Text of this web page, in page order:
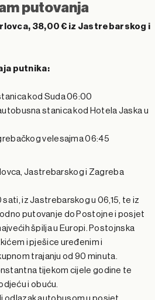
putovanja
38,00 € iz Jastrebarskog i
putnika:
kod Suda 06:00
stanica kod Hotela Jaska u
velesajma 06:45
Jastrebarskog i Zagreba
sati, iz Jastrebarskog u 06,15, te iz
putovanje do Postojne i posjet
špilja u Europi. Postojnska
i pješice uređenim i
trajanju od 90 minuta.
tijekom cijele godine te
i obuću.